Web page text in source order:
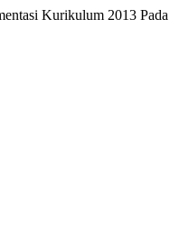
Kurikulum 2013